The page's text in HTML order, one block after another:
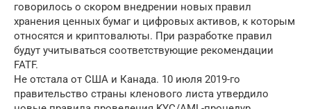
говорилось о скором внедрении новых правил
хранения ценных бумаг и цифровых активов, к которым
относятся и криптовалюты. При разработке правил
будут учитываться соответствующие рекомендации
FATF.
Не отстала от США и Канада. 10 июля 2019-го
правительство страны кленового листа утвердило